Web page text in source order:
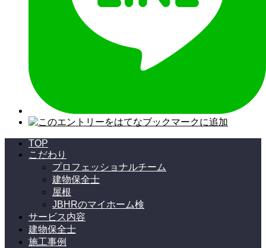
TOP
こだわり
プロフェッショナルチーム
建物保全士
屋根
JBHRのマイホーム検
サービス内容
建物保全士
施工事例